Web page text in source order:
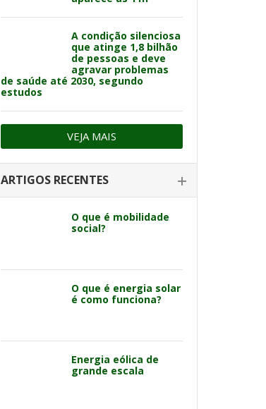
A condição silenciosa
que atinge 1,8 bilhão
de pessoas e deve
agravar problemas
de saúde até 2030, segundo
estudos
VEJA MAIS
ARTIGOS RECENTES
O que é mobilidade
social?
O que é energia solar
é como funciona?
Energia eólica de
grande escala